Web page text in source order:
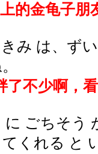
的金龟子朋
きみ は、ず
了不少啊，
ごちそう
くれる と